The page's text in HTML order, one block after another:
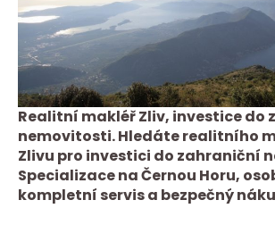
Realitní makléř Zliv, investice do
nemovitosti. Hledáte realitního
Zlivu pro investici do zahraniční
Specializace na Černou Horu,
kompletní servis a bezpečný